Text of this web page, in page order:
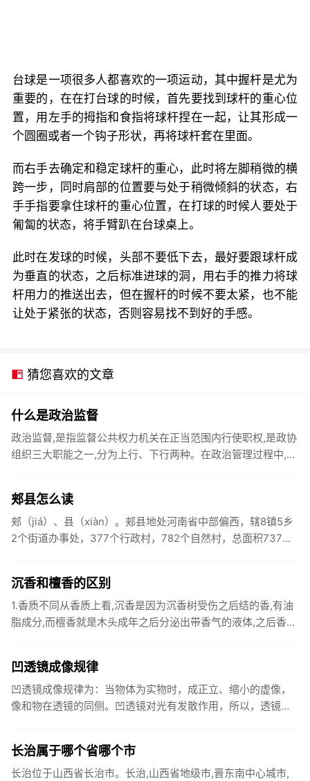
台球是一项很多人都喜欢的一项运动，其中握杆是尤为
重要的，在在打台球的时候，首先要找到球杆的重心位
置，用左手的拇指和食指将球杆捏在一起，让其形成一
个圆圈或者一个钩子形状，再将球杆套在里面。
而右手去确定和稳定球杆的重心，此时将左脚稍微的横
跨一步，同时肩部的位置要与处于稍微倾斜的状态，右
手手指要拿住球杆的重心位置，在打球的时候人要处于
匍匐的状态，将手臂趴在台球桌上。
此时在发球的时候，头部不要低下去，最好要跟球杆成
为垂直的状态，之后标准进球的洞，用右手的推力将球
杆用力的推送出去，但在握杆的时候不要太紧，也不能
让处于紧张的状态，否则容易找不到好的手感。
猜您喜欢的文章
什么是政治监督
政治监督,是指监督公共权力机关在正当范围内行使职权,是政协
组织三大职能之一,分为上行、下行两种。在政治管理过程中,为
郏县怎么读
郏（jiá）、县（xiàn）。郏县地处河南省中部偏西，辖8镇5乡
2个街道办事处，377个行政村，782个自然村，总面积737平
沉香和檀香的区别
1.香质不同从香质上看,沉香是因为沉香树受伤之后结的香,有油
脂成分,而檀香就是木头成年之后分泌出带香气的液体,之后香气
凹透镜成像规律
凹透镜成像规律为：当物体为实物时，成正立、缩小的虚像，
像和物在透镜的同侧。凹透镜对光有发散作用，所以，透镜又
长治属于哪个省哪个市
长治位于山西省长治市。长治,山西省地级市,晋东南中心城市,